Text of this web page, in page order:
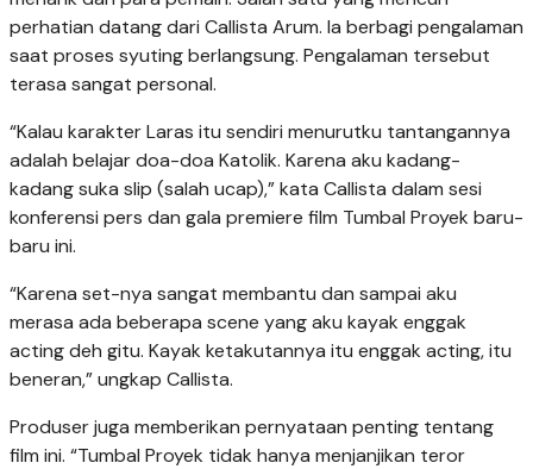
perhatian datang dari Callista Arum. Ia berbagi pengalaman
saat proses syuting berlangsung. Pengalaman tersebut
terasa sangat personal.
“Kalau karakter Laras itu sendiri menurutku tantangannya
adalah belajar doa-doa Katolik. Karena aku kadang-
kadang suka slip (salah ucap),” kata Callista dalam sesi
konferensi pers dan gala premiere film Tumbal Proyek baru-
baru ini.
“Karena set-nya sangat membantu dan sampai aku
merasa ada beberapa scene yang aku kayak enggak
acting deh gitu. Kayak ketakutannya itu enggak acting, itu
beneran,” ungkap Callista.
Produser juga memberikan pernyataan penting tentang
film ini. “Tumbal Proyek tidak hanya menjanjikan teror